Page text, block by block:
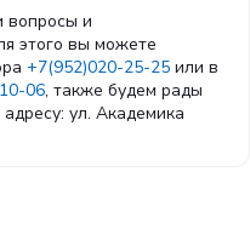
вопросы и
этого вы можете
+7(952)020-25-25 или в
06, также будем рады
ул. Академика